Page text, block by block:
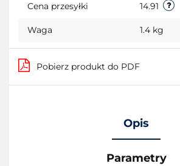
Cena przesyłki 14.91
Waga 1.4 kg
Pobierz produkt do PDF
Opis
Parametry